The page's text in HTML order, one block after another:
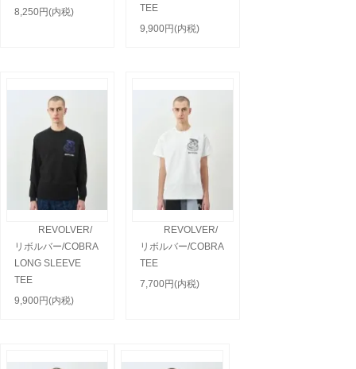
8,250円(内税)
TEE
9,900円(内税)
REVOLVER/
リボルバー/COBRA
LONG SLEEVE
TEE
9,900円(内税)
REVOLVER/
リボルバー/COBRA
TEE
7,700円(内税)